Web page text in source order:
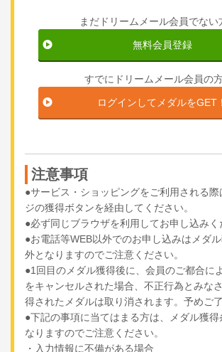
まだドリームメール会員でない
無料会員登録
すでにドリームメール会員の
ログインしてメダルをGET！
注意事項
●サービス・ショッピングをご利用される
ジの獲得ボタンを経由してください。
●必ず同じブラウザを利用してお申し込みく
●お電話等WEB以外でのお申し込みはメダ
外となりますのでご注意ください。
●1回目のメダル獲得後に、会員のご都合に
をキャンセルされた場合、不正行為とみな
得されたメダルは取り消されます。予めご
●下記の事項に当てはまる方は、メダル獲得
なりますのでご注意ください。
・入力情報に不備がある場合